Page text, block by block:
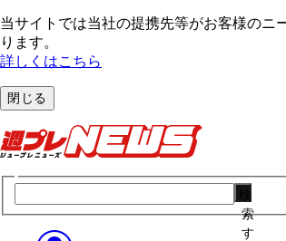
当サイトでは当社の提携先等がお客様のニ
ります。
詳しくはこちら
閉じる
索
す